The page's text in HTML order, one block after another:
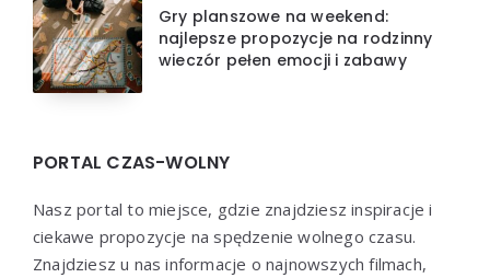
Gry planszowe na weekend:
najlepsze propozycje na rodzinny
wieczór pełen emocji i zabawy
PORTAL CZAS-WOLNY
Nasz portal to miejsce, gdzie znajdziesz inspiracje i
ciekawe propozycje na spędzenie wolnego czasu.
Znajdziesz u nas informacje o najnowszych filmach,